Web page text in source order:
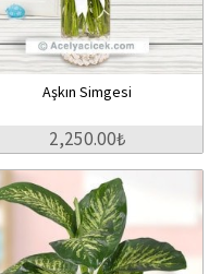
Aşkın Simgesi
2,250.00₺